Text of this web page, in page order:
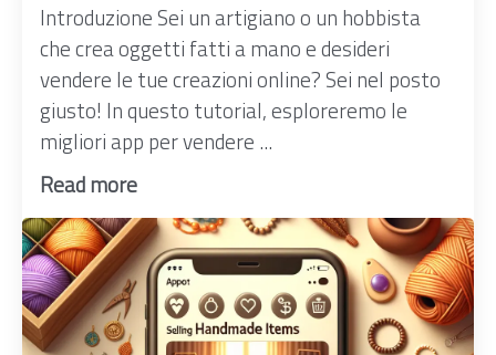
Introduzione Sei un artigiano o un hobbista
che crea oggetti fatti a mano e desideri
vendere le tue creazioni online? Sei nel posto
giusto! In questo tutorial, esploreremo le
migliori app per vendere ...
Read more